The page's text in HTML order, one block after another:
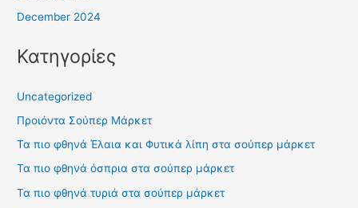
December 2024
Κατηγορίες
Uncategorized
Προιόντα Σούπερ Μάρκετ
Τα πιο φθηνά Έλαια και Φυτικά λίπη στα σούπερ μάρκετ
Τα πιο φθηνά όσπρια στα σούπερ μάρκετ
Τα πιο φθηνά τυριά στα σούπερ μάρκετ